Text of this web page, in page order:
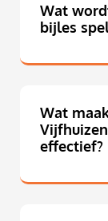
Wat
bijles
Wat
effectief?